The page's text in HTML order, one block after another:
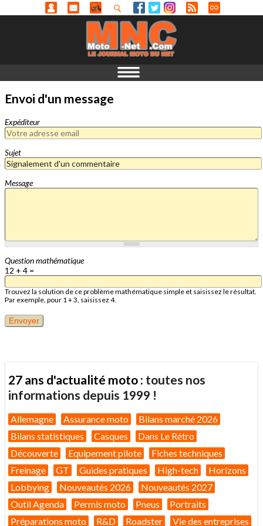
Envoi d'un message
Expéditeur
Sujet
Message
Question mathématique
12 + 4 =
Trouvez la solution de ce problème mathématique simple et saisissez le résultat.
Par exemple, pour 1 + 3, saisissez 4.
27 ans d'actualité moto : toutes nos
informations depuis 1999 !
Allemagne Assurance moto
Bilans marché 2026
Bilans statistiques
Casques
Dans Le Rétro
Découverte
Equipement pilote
Fiches techniques
Freinage
GT Guides pratiques High-tech
Horizons
Lobbying
Nouveautés 2026
Nouveautés 2027
Outil Agenda
Permis moto Pneus
Portraits
Préparations moto
R&D Roadster Vie des entreprises